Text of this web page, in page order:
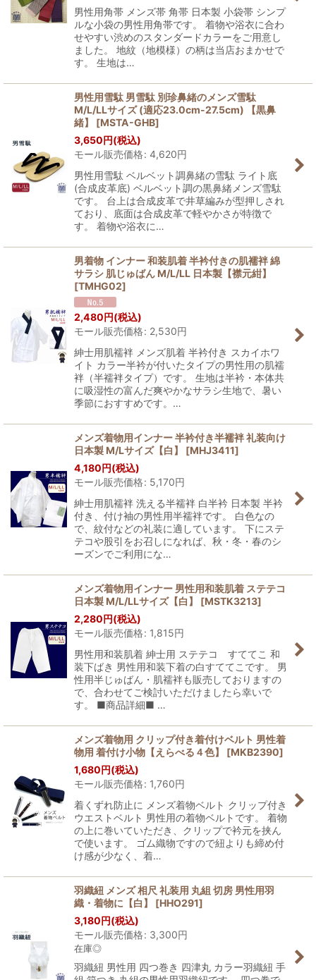
男性用角帯 メンズ帯 角帯 日本製 小袋帯 シンプ
ルな小袋の男性用角帯です。 着物や浴衣に合わ
せやすい渋めのスタンダードカラーをご用意し
ました。 地紋（地模様）の柄は当店おまかせで
す。 生地は…
男性用雪駄 男雪駄 別珍鼻緒のメンズ雪駄
M/L/LLサイズ (適応23.0cm-27.5cm) 【黒鼻
緒】
[MSTA-GHB]
3,650円(税込)
モール販売価格: 4,620円
男性用雪駄 ベルベット調鼻緒の雪駄 ライト底
(合成皮革底) ベルベット調の黒鼻緒メンズ雪駄
です。 台上は合成皮革で井草編みが型押しされ
ており、底面は合成皮革で軽やかさが特徴で
す。 着物や浴衣に…
男着物 インナー 和装肌着 半衿付きの肌襦袢 綿
サラシ 肌じゅばん M/L/LL 日本製【襟元紺】
[TMHG02]
2,480円(税込)
モール販売価格: 2,530円
紳士用肌襦袢 メンズ肌着 半衿付き スカイホワ
イト カラー半衿が付いたタイプの男性用の肌襦
袢（半襦袢タイプ）です。 生地は半衿・本体共
に吸湿性の富んだ爽やかなサラシ生地で、暑い
季節におすすめです。…
メンズ着物用インナー 半衿付き半襦袢 礼装向け
日本製 M/Lサイズ【白】
[MHJ3411]
4,180円(税込)
モール販売価格: 5,170円
紳士用肌襦袢 洗える半襦袢 白半衿 日本製 半衿
付き、付け袖の男性用半襦袢です。 白色なの
で、紋付などの礼装に適しています。 下にステ
テコや股引をお召しになれば、秋・冬・春のシ
ーズンでご利用にな…
メンズ着物用インナー 男性用和装肌着 ステテコ
日本製 M/L/LLサイズ【白】
[MSTK3213]
2,280円(税込)
モール販売価格: 1,815円
男性用和装肌着 紳士用 ステテコ すててこ 和
装下ばき 男性用和装下着の白すててこです。 男
性用半じゅばん・肌襦袢も販売しておりますの
で、合わせてご検討いただけましたら幸いで
す。 ■商品詳細■ …
メンズ着物用 クリップ付き着付けベルト 男性着
物用 着付け小物【えらべる４色】
[MKB2390]
1,680円(税込)
モール販売価格: 1,760円
着くずれ防止に メンズ着物ベルト クリップ付き
ウエストベルト 男性用の着物ベルトです。 着物
の上に巻いていただき、クリップで衿元を挟ん
で使います。 ゴム織物ですので紐よりも締め付
け感が少なく、着…
羽織紐 メンズ 相尺 礼装用 丸組 切房 男性用羽
織・着物に【白】
[HHO291]
3,180円(税込)
モール販売価格: 3,300円
在庫◎
羽織紐 男性用 四つ巻き 四津丸 カラー羽織紐 手